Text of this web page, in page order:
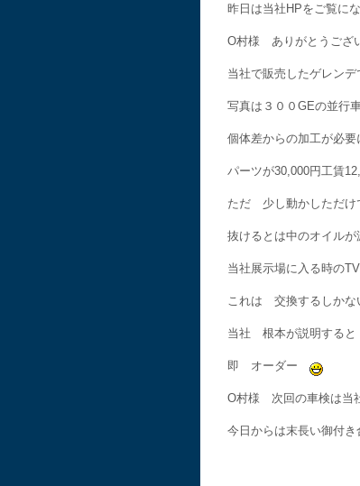
昨日は当社HPをご覧に
O村様 ありがとうござ
当社で販売したゲレン
写真は３００GEの並行
個体差からの加工が必要
パーツが30,000円工賃
ただ 少し動かしただけ
抜けるとは中のオイル
当社展示場に入る時の
これは 交換するしか
当社 根本が説明すると
即 オーダー
O村様 次回の車検は当
今日からは末長い御付き